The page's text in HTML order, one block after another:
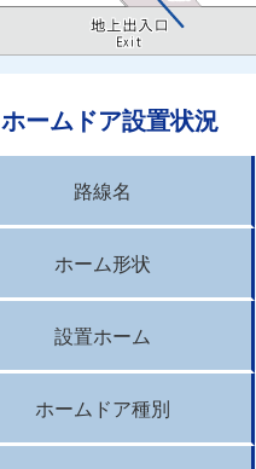
ホームドア設置状況
路線名
ホーム形状
設置ホーム
ホームドア種別